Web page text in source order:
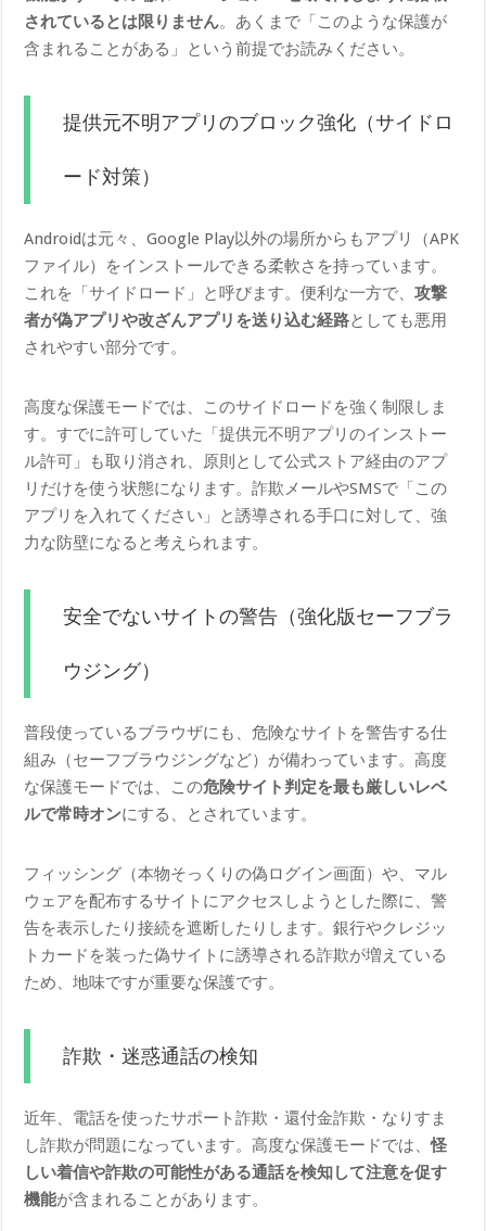
されているとは限りません。あくまで「このような保護が
含まれることがある」という前提でお読みください。
提供元不明アプリのブロック強化（サイドロ
ード対策）
Androidは元々、Google Play以外の場所からもアプリ（APK
ファイル）をインストールできる柔軟さを持っています。
これを「サイドロード」と呼びます。便利な一方で、攻撃
者が偽アプリや改ざんアプリを送り込む経路としても悪用
されやすい部分です。
高度な保護モードでは、このサイドロードを強く制限しま
す。すでに許可していた「提供元不明アプリのインストー
ル許可」も取り消され、原則として公式ストア経由のアプ
リだけを使う状態になります。詐欺メールやSMSで「この
アプリを入れてください」と誘導される手口に対して、強
力な防壁になると考えられます。
安全でないサイトの警告（強化版セーフブラ
ウジング）
普段使っているブラウザにも、危険なサイトを警告する仕
組み（セーフブラウジングなど）が備わっています。高度
な保護モードでは、この危険サイト判定を最も厳しいレベ
ルで常時オンにする、とされています。
フィッシング（本物そっくりの偽ログイン画面）や、マル
ウェアを配布するサイトにアクセスしようとした際に、警
告を表示したり接続を遮断したりします。銀行やクレジッ
トカードを装った偽サイトに誘導される詐欺が増えている
ため、地味ですが重要な保護です。
詐欺・迷惑通話の検知
近年、電話を使ったサポート詐欺・還付金詐欺・なりすま
し詐欺が問題になっています。高度な保護モードでは、怪
しい着信や詐欺の可能性がある通話を検知して注意を促す
機能が含まれることがあります。